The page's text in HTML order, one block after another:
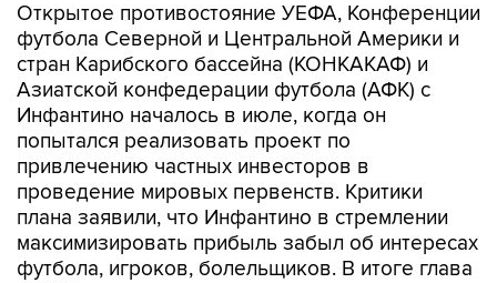
Открытое противостояние УЕФА, Конференции
футбола Северной и Центральной Америки и
стран Карибского бассейна (КОНКАКАФ) и
Азиатской конфедерации футбола (АФК) с
Инфантино началось в июле, когда он
попытался реализовать проект по
привлечению частных инвесторов в
проведение мировых первенств. Критики
плана заявили, что Инфантино в стремлении
максимизировать прибыль забыл об интересах
футбола, игроков, болельщиков. В итоге глава